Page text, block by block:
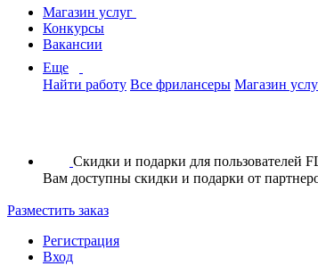
Магазин услуг
Конкурсы
Вакансии
Еще
Найти работу Все фрилансеры Магазин
Скидки и подарки для пользователей
Вам доступны скидки и подарки от
Разместить заказ
Регистрация
Вход